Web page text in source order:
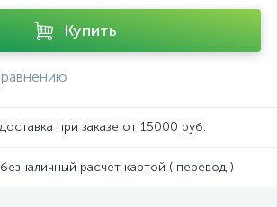
Купить
при заказе от 15000 руб.
расчет картой ( перевод )